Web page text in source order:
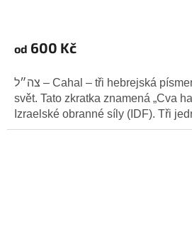
produktu
5,0
z
5
hvězdiček.
od 600 Kč
צה״ל – Cahal – tři hebrejská písmena, která zná celý
svět. Tato zkratka znamená „Cva
Izraelské obranné síly (IDF). Tři